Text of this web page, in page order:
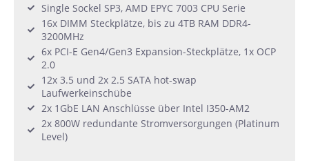
Single Sockel SP3, AMD EPYC 7003 CPU Serie
16x DIMM Steckplätze, bis zu 4TB RAM DDR4-
3200MHz
6x PCI-E Gen4/Gen3 Expansion-Steckplätze, 1x OCP
2.0
12x 3.5 und 2x 2.5 SATA hot-swap
Laufwerkeinschübe
2x 1GbE LAN Anschlüsse über Intel I350-AM2
2x 800W redundante Stromversorgungen (Platinum
Level)